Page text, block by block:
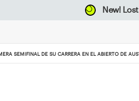
New!
SEMIFINAL DE SU CARRERA EN EL ABIERTO DE